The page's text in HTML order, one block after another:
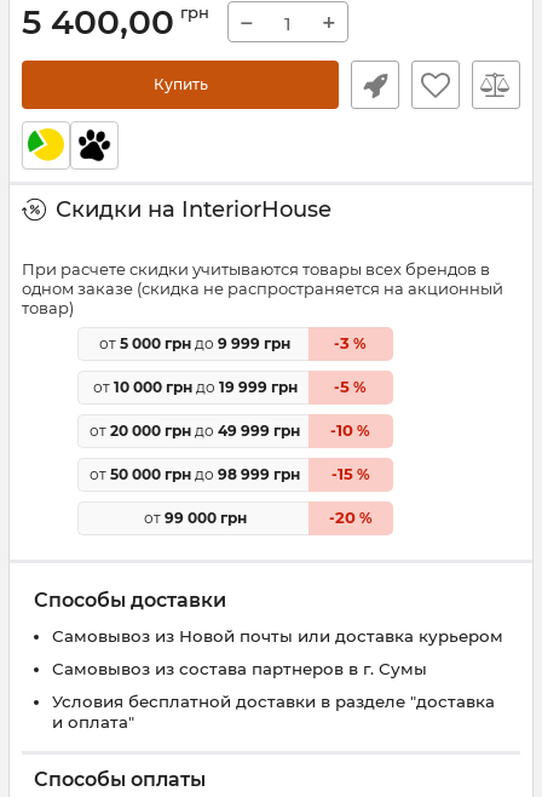
5 400,00 грн − +
Купить
Скидки на InteriorHouse
При расчете скидки учитываются товары всех брендов в
одном заказе (скидка не распространяется на акционный
товар)
от 5 000 грн до 9 999 грн -3 %
от 10 000 грндо 19 999 грн -5 %
от 20 000 грн до 49 999 грн -10 %
от 50 000 грн до 98 999 грн -15%
от 99 000 грн -20%
Способы доставки
Самовывоз из Новой почты или доставка курьером
Самовывоз из состава партнеров в г. Сумы
Условия бесплатной доставки в разделе "доставка
и оплата"
Способы оплаты